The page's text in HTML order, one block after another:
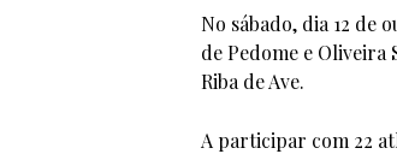
No sábado, dia 12 de
de Pedome e Oliveira
Riba de Ave.
A participar com 22